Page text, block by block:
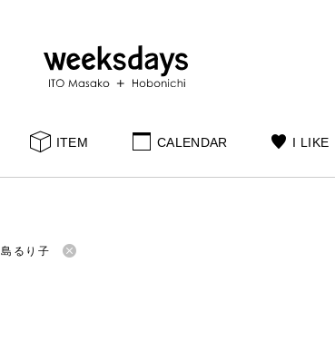
ITEM CALENDAR I LIKE
るり子